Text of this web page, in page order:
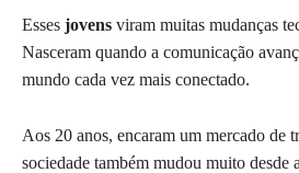
Esses jovens viram muitas mudanças
Nasceram quando a comunicação
mundo cada vez mais conectado.
Aos 20 anos, encaram um mercado de
sociedade também mudou muito desde